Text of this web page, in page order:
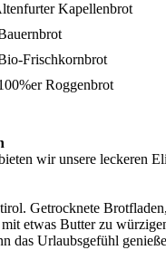
Kapellenbrot
Frischkornbrot
Roggenbrot
wir unsere leckeren
Getrocknete
etwas Butter zu
das Urlaubsgefühl